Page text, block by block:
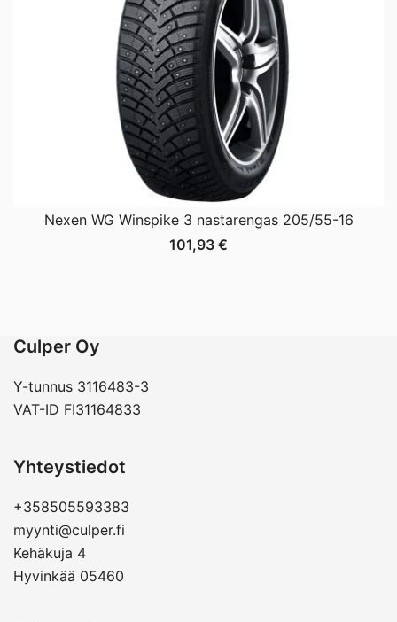
Nexen WG Winspike 3 nastarengas 205/55-16
101,93 €
Culper Oy
Y-tunnus 3116483-3
VAT-ID FI31164833
Yhteystiedot
+358505593383
myynti@culper.fi
Kehäkuja 4
Hyvinkää 05460